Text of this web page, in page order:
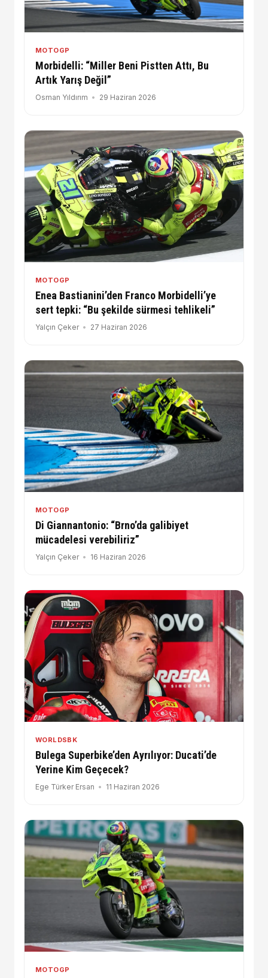
MOTOGP
Morbidelli: “Miller Beni Pistten Attı, Bu
Artık Yarış Değil”
Osman Yıldırım 29 Haziran 2026
MOTOGP
Enea Bastianini’den Franco Morbidelli’ye
sert tepki: “Bu şekilde sürmesi tehlikeli”
Yalçın Çeker 27 Haziran 2026
MOTOGP
Di Giannantonio: “Brno’da galibiyet
mücadelesi verebiliriz”
Yalçın Çeker 16 Haziran 2026
WORLDSBK
Bulega Superbike’den Ayrılıyor: Ducati’de
Yerine Kim Geçecek?
Ege Türker Ersan 11 Haziran 2026
MOTOGP